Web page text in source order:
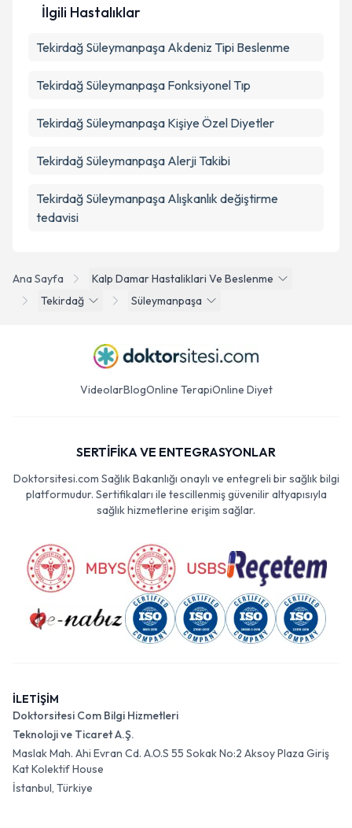
Ana Sayfa
Kalp Damar Hastaliklari Ve Beslenme
Tekirdağ
Süleymanpaşa
İlgili Hastalıklar
Tekirdağ Süleymanpaşa Akdeniz Tipi Beslenme
Tekirdağ Süleymanpaşa Fonksiyonel Tıp
Tekirdağ Süleymanpaşa Kişiye Özel Diyetler
Tekirdağ Süleymanpaşa Alerji Takibi
Tekirdağ Süleymanpaşa Alışkanlık değiştirme
tedavisi
VideolarBlogOnline TerapiOnline Diyet
SERTİFİKA VE ENTEGRASYONLAR
Doktorsitesi.com Sağlık Bakanlığı onaylı ve entegreli bir sağlık bilgi
platformudur. Sertifikaları ile tescillenmiş güvenilir altyapısıyla
sağlık hizmetlerine erişim sağlar.
İLETİŞİM
Doktorsitesi Com Bilgi Hizmetleri
Teknoloji ve Ticaret A.Ş.
Maslak Mah. Ahi Evran Cd. A.O.S 55 Sokak No:2 Aksoy Plaza Giriş
Kat Kolektif House
İstanbul, Türkiye